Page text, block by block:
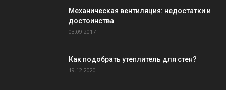
Механическая вентиляция: недостатки и
достоинства
03.09.2017
Как подобрать утеплитель для стен?
19.12.2020